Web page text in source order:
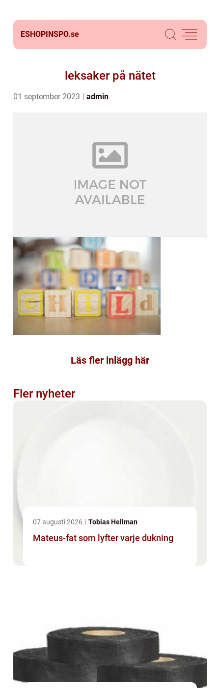
ESHOPINSPO.se
leksaker på nätet
01 september 2023 admin
Läs fler inlägg här
Fler nyheter
07 augusti 2026 Tobias Hellman
Mateus-fat som lyfter varje dukning